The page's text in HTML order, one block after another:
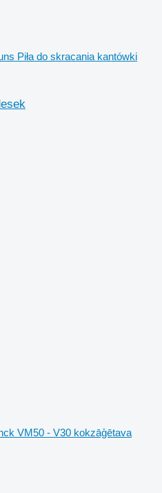
Piła do skracania kantówki
VM50 - V30 kokzāģētava